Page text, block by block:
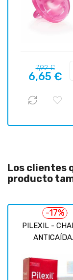
Precio
regular
7,92 €Precio
6,65 €
Los clientes
producto
PILEXIL -
-17%